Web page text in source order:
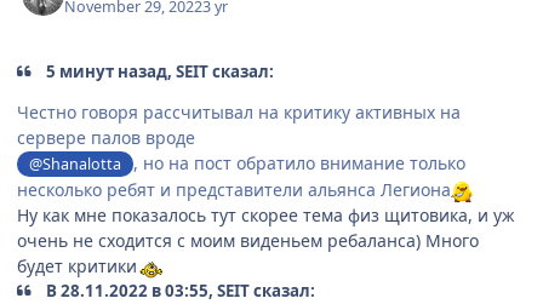
November 29, 20223 yr
5 минут назад, SEIT сказал:
Честно говоря рассчитывал на критику активных на
сервере палов вроде
@Shanalotta
, но на пост обратило внимание только
несколько ребят и представители альянса Легиона
Ну как мне показалось тут скорее тема физ щитовика, и уж
очень не сходится с моим виденьем ребаланса) Много
будет критики
В 28.11.2022 в 03:55, SEIT сказал: